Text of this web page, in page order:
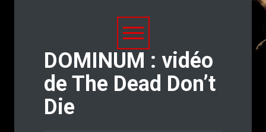
DOMINUM : vidéo
de The Dead Don’t
Die